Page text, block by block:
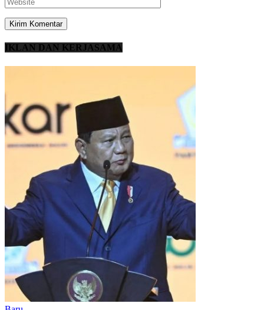
IKLAN DAN KERJASAMA